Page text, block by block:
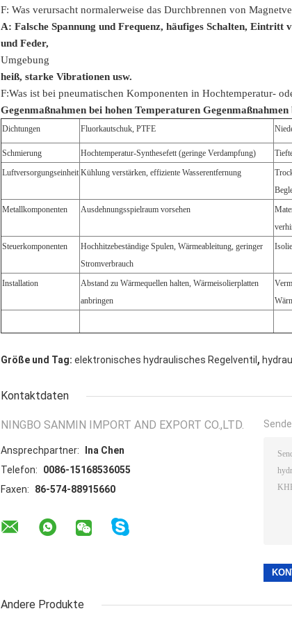
F: Was verursacht normalerweise das Durchbrennen von
A: Falsche Spannung und Frequenz, häufiges Schalten,
und Feder,
Umgebung
heiß, starke Vibrationen usw.
F:Was ist bei pneumatischen Komponenten in Hochtemperatur-
Gegenmaßnahmen bei hohen Temperaturen
Dichtungen Fluorkautschuk, PTFE
Schmierung Hochtemperatur-Synthesefett (geringe Verdampfung)
Luftversorgungseinheit Kühlung verstärken, effiziente Wasserentfernung
Metallkomponenten
Ausdehnungsspielraum vorsehen
Steuerkomponenten
Hochhitzebeständige Spulen, Wärmeableitung, geringer
Stromverbrauch
Installation
Abstand zu Wärmequellen halten, Wärmeisolierplatten
anbringen
Größe und Tag: elektronisches hydraulisches Regelventil ,
Kontaktdaten
NINGBO SANMIN IMPORT AND EXPORT CO.,LTD.
Ansprechpartner:
Ina Chen
Telefon:
0086-15168536055
Faxen:
86-574-88915660
Andere Produkte